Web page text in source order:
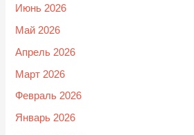
Июнь 2026
Май 2026
Апрель 2026
Март 2026
Февраль 2026
Январь 2026